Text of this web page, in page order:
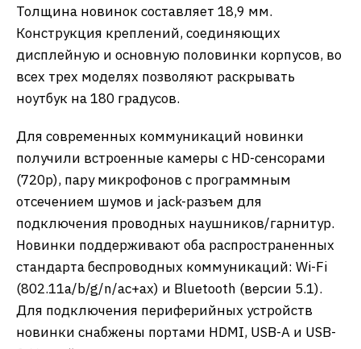
Толщина новинок составляет 18,9 мм.
Конструкция креплений, соединяющих
дисплейную и основную половинки корпусов, во
всех трех моделях позволяют раскрывать
ноутбук на 180 градусов.
Для современных коммуникаций новинки
получили встроенные камеры с HD-сенсорами
(720р), пару микрофонов с программным
отсечением шумов и jack-разъем для
подключения проводных наушников/гарнитур.
Новинки поддерживают оба распространенных
стандарта беспроводных коммуникаций: Wi-Fi
(802.11a/b/g/n/ac+ax) и Bluetooth (версии 5.1).
Для подключения периферийных устройств
новинки снабжены портами HDMI, USB-А и USB-